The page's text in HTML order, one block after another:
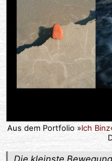
Aus dem Portfolio »Ich Binz